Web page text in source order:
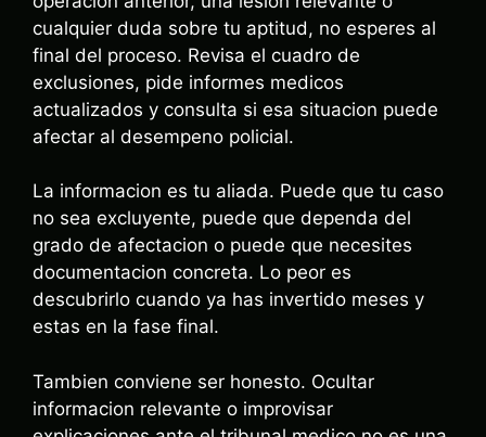
cualquier duda sobre tu aptitud, no esperes al
final del proceso. Revisa el cuadro de
exclusiones, pide informes medicos
actualizados y consulta si esa situacion puede
afectar al desempeno policial.
La informacion es tu aliada. Puede que tu caso
no sea excluyente, puede que dependa del
grado de afectacion o puede que necesites
documentacion concreta. Lo peor es
descubrirlo cuando ya has invertido meses y
estas en la fase final.
Tambien conviene ser honesto. Ocultar
informacion relevante o improvisar